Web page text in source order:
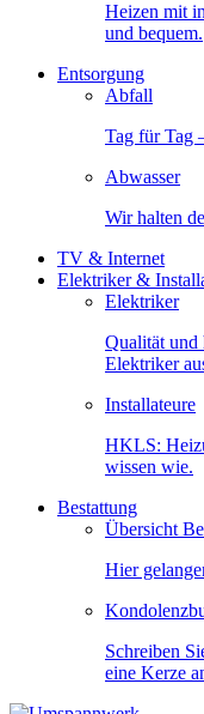
Heizen mit
und bequem.
Entsorgung
Abfall
Tag für Tag
Abwasser
Wir halten
TV & Internet
Elektriker &
Elektriker
Qualität und
Elektriker
Installateure
HKLS:
wissen wie.
Bestattung
Übersicht
Hier
Schreiben
eine Kerze